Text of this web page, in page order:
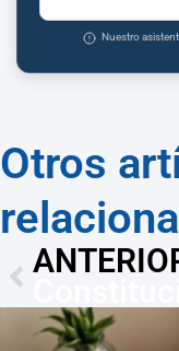
Nuestro
Otros